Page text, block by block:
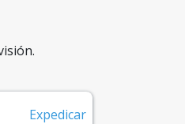
Expedicar